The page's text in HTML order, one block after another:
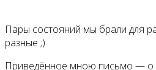
Пары состояний мы брали для
разные ;)
Приведённое мною письмо —